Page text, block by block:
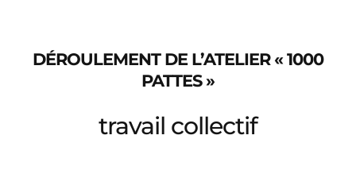
DÉROULEMENT DE L’ATELIER « 1000
PATTES »
travail collectif